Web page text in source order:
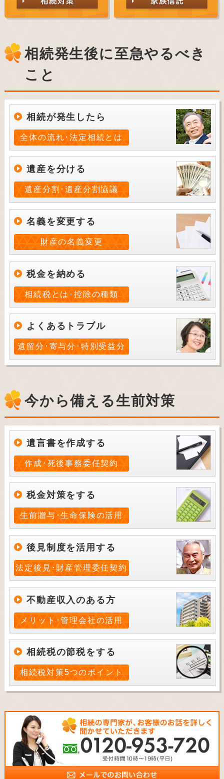
相続発生後に至急やるべき
こと
相続が発生したら
全体の流れ･法定相続とは
遺産を分ける
遺産分割･遺産分割協議
名義を変更する
財産の名義変更
税金を納める
相続税とは･控除の種類
よくあるトラブル
遺留分･寄与分･特別受益分
今から備える生前対策
遺言書を作成する
作成･死後事務委任契約
税金対策をする
生前贈与･生命保険の活用
後見制度を活用する
法定後見･財産管理委任契約
不動産収入のある方
メリット･管理会社の活用
相続税の節税をする
相続税対策5つのポイント